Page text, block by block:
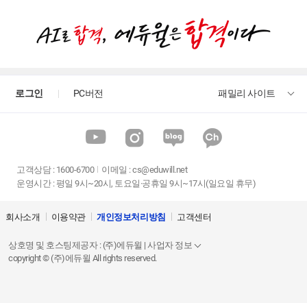
로그인 PC버전 패밀리 사이트
고객상담: 1600-6700 이메일 :cs@eduwill.net
운영시간 : 평일 9시~20시, 토요일·공휴일 9시~17시(일요일 휴무)
회사소개 이용약관 개인정보처리방침 고객센터
상호명 및 호스팅제공자 : (주)에듀윌 | 사업자 정보
copyright © (주)에듀윌 All rights reserved.